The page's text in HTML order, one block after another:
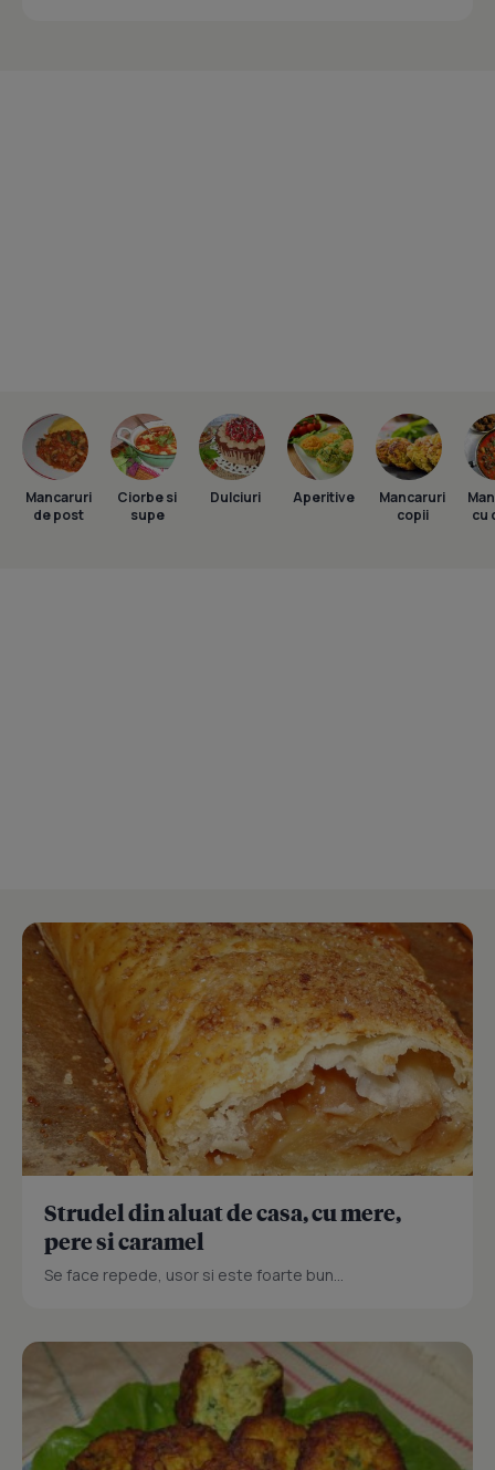
Mancaruri
de post
Ciorbe si
supe
Dulciuri Aperitive
Mancaruri
copii
cu
Strudel din aluat de casa, cu mere,
pere si caramel
Se face repede, usor si este foarte bun...